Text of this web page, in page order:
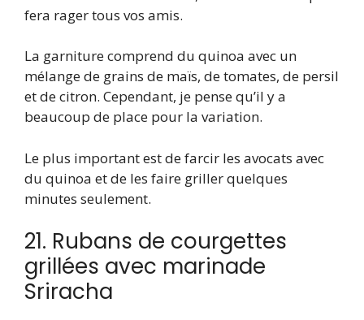
fera rager tous vos amis.
La garniture comprend du quinoa avec un
mélange de grains de maïs, de tomates, de persil
et de citron. Cependant, je pense qu’il y a
beaucoup de place pour la variation.
Le plus important est de farcir les avocats avec
du quinoa et de les faire griller quelques
minutes seulement.
21. Rubans de courgettes
grillées avec marinade
Sriracha